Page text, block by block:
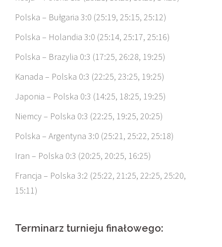
Polska – Bułgaria 3:0 (25:19, 25:15, 25:12)
Polska – Holandia 3:0 (25:14, 25:17, 25:16)
Polska – Brazylia 0:3 (17:25, 26:28, 19:25)
Kanada – Polska 0:3 (22:25, 23:25, 19:25)
Japonia – Polska 0:3 (14:25, 18:25, 19:25)
Niemcy – Polska 0:3 (22:25, 19:25, 20:25)
Polska – Argentyna 3:0 (25:21, 25:22, 25:18)
Iran – Polska 0:3 (20:25, 20:25, 16:25)
Francja – Polska 3:2 (25:22, 21:25, 22:25, 25:20,
15:11)
Terminarz turnieju finałowego: